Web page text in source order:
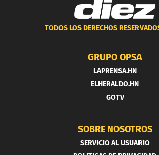
TODOS LOS DERECHOS
GRUPO OPSA
LAPRENSA.HN
ELHERALDO.HN
GOTV
SOBRE NOSOTROS
SERVICIO AL USUARIO